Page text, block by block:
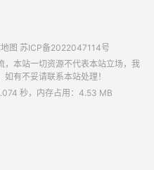
图 苏ICP备2022047114号
，本站一切资源不代表本站立场，我
有不妥请联系本站处理！
秒，内存占用：4.53 MB